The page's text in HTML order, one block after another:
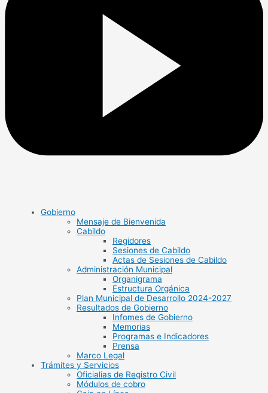
Gobierno
Mensaje de Bienvenida
Cabildo
Regidores
Sesiones de Cabildo
Actas de Sesiones de Cabildo
Administración Municipal
Organigrama
Estructura Orgánica
Plan Municipal de Desarrollo 2024-2027
Resultados de Gobierno
Infomes de Gobierno
Memorias
Programas e Indicadores
Prensa
Marco Legal
Trámites y Servicios
Oficialias de Registro Civil
Módulos de cobro